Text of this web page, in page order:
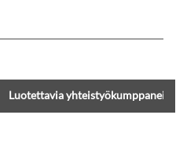
Luotettavia yhteistyökumppaneita